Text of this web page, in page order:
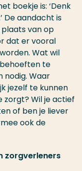
boekje is: ‘Denk
De aandacht is
van op
dat er vooral
Wat wil
te
nodig. Waar
jezelf te kunnen
zorgt? Wil je actief
of ben je liever
ook de
zorgverleners